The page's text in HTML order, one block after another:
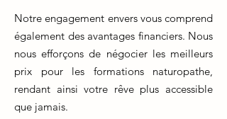
Notre engagement envers vous comprend
également des avantages financiers. Nous
nous efforçons de négocier les meilleurs
prix pour les formations naturopathe,
rendant ainsi votre rêve plus accessible
que jamais.